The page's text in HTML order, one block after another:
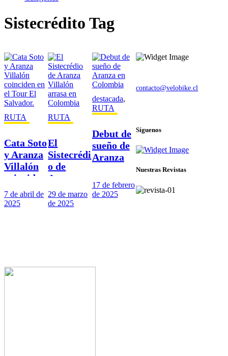
Sistecrédito Tag
RUTA
Cata Soto
y Aranza
Villalón
coinciden
en el Tour
El
7 de abril de
2025
RUTA
El
Sistecrédi
o de
Aranza
Villalón
arrasa en
29 de marzo
de 2025
destacada,
RUTA
Debut de
sueño de
Aranza
Colombia
17 de febrero
de 2025
contacto@velobike.cl
Síguenos
Nuestras Revistas